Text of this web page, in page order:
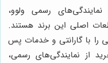
نمایندگی‌های رسمی ولوو،
اصلی این برند هستند.
را با گارانتی و خدمات پس
از نمایندگی‌های رسمی،